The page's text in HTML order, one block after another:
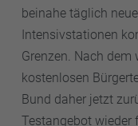
beinahe täglich
Intensivstationen
Grenzen. Nach
kostenlosen
Bund daher jetzt
Testangebot wieder